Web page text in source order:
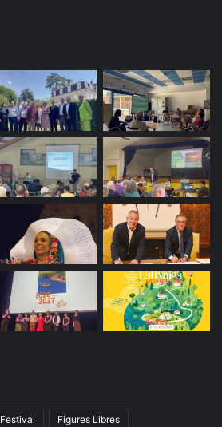
Festival Figures Libres